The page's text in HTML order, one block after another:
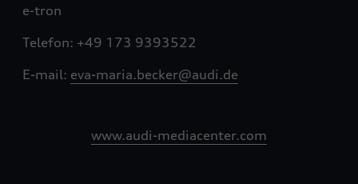
e-tron
Telefon: +49 173 9393522
E-mail: eva-maria.becker@audi.de
www.audi-mediacenter.com